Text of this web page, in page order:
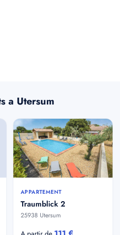
a Utersum
APPARTEMENT
Traumblick 2
25938 Utersum